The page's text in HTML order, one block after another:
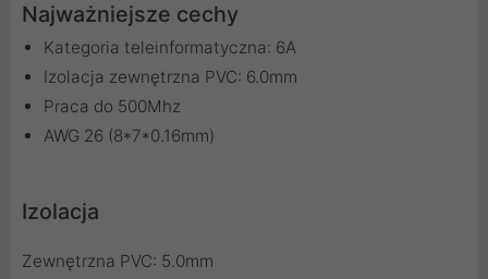
Najważniejsze cechy
Kategoria teleinformatyczna: 6A
Izolacja zewnętrzna PVC: 6.0mm
Praca do 500Mhz
AWG 26 (8*7*0.16mm)
Izolacja
Zewnętrzna PVC: 5.0mm